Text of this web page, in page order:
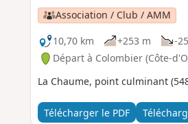
Association / Club / AMM
10,70 km
+253 m -
Départ à Colombier (Côte-
La Chaume, point culminant
Télécharger le PDF